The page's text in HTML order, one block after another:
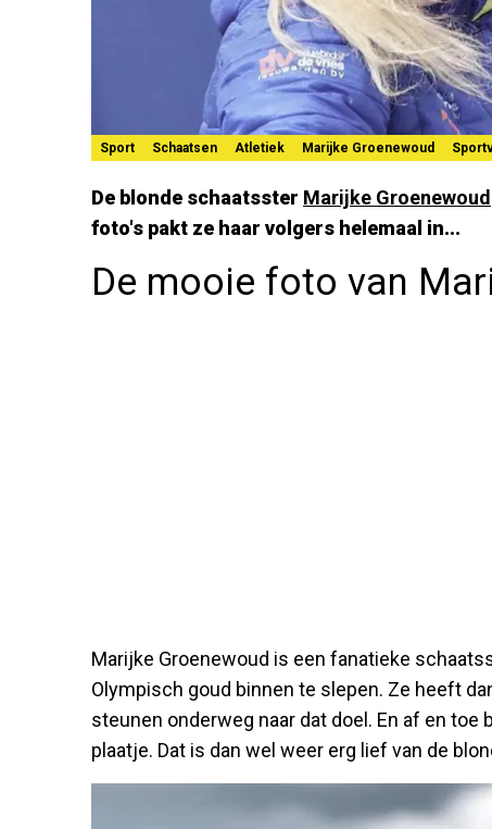
Sport Schaatsen Atletiek Marijke Groenewoud
De blonde schaatsster Marijke Groenewoud
foto's pakt ze haar volgers helemaal in...
De mooie foto van
Marijke Groenewoud is een fanatieke
Olympisch goud binnen te slepen. Ze heeft
steunen onderweg naar dat doel. En af en
plaatje. Dat is dan wel weer erg lief van de